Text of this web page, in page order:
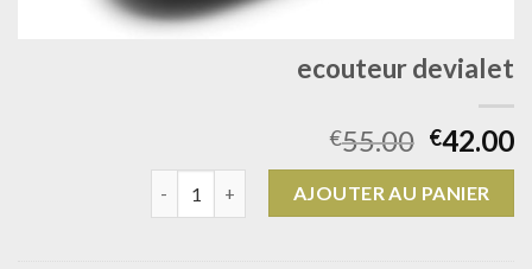
ecouteur devialet
€55.00 €42.00
quantité de ecouteur devialet
AJOUTER AU PANIER